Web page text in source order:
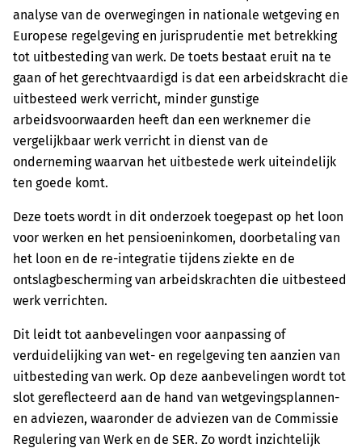
analyse van de overwegingen in nationale wetgeving en
Europese regelgeving en jurisprudentie met betrekking
tot uitbesteding van werk. De toets bestaat eruit na te
gaan of het gerechtvaardigd is dat een arbeidskracht die
uitbesteed werk verricht, minder gunstige
arbeidsvoorwaarden heeft dan een werknemer die
vergelijkbaar werk verricht in dienst van de
onderneming waarvan het uitbestede werk uiteindelijk
ten goede komt.
Deze toets wordt in dit onderzoek toegepast op het loon
voor werken en het pensioeninkomen, doorbetaling van
het loon en de re-integratie tijdens ziekte en de
ontslagbescherming van arbeidskrachten die uitbesteed
werk verrichten.
Dit leidt tot aanbevelingen voor aanpassing of
verduidelijking van wet- en regelgeving ten aanzien van
uitbesteding van werk. Op deze aanbevelingen wordt tot
slot gereflecteerd aan de hand van wetgevingsplannen-
en adviezen, waaronder de adviezen van de Commissie
Regulering van Werk en de SER. Zo wordt inzichtelijk